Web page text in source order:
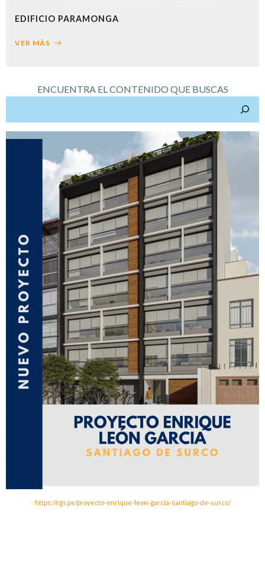
EDIFICIO PARAMONGA
VER MÁS
ENCUENTRA EL CONTENIDO QUE BUSCAS
https://rgs.pe/proyecto-enrique-leon-garcia-santiago-de-surco/